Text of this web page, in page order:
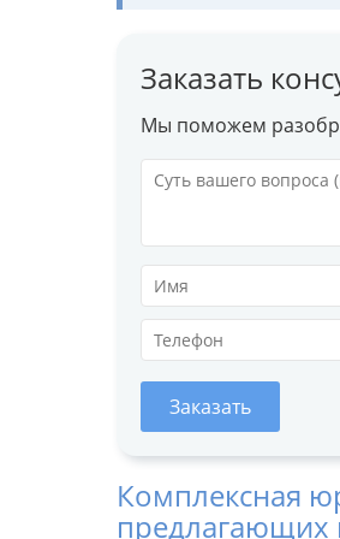
Заказать
Мы поможем
Заказать
Комплексная
предлагающих